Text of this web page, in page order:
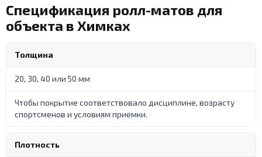
Спецификация ролл-матов для
объекта в Химках
Толщина
20, 30, 40 или 50 мм
Чтобы покрытие соответствовало дисциплине, возрасту
спортсменов и условиям приемки.
Плотность